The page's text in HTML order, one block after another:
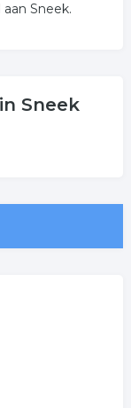
Sneek.
Sneek